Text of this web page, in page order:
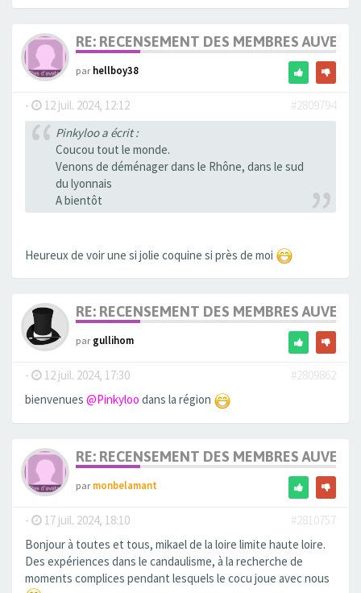
RE: RECENSEMENT DES MEMBRES
parhellboy38
- 12 juil. 2024, 12:12
#2809794
Pinkyloo a écrit :
Coucou tout le monde.
Venons de déménager dans le Rhône, dans le sud
du lyonnais
A bientôt
Heureux de voir une si jolie coquine si près de moi
RE: RECENSEMENT DES MEMBRES
pargullihom
- 12 juil. 2024, 17:30
#2809862
bienvenues @Pinkyloo dans la région
RE: RECENSEMENT DES MEMBRES
parmonbelamant
- 17 juil. 2024, 18:10
#2810757
Bonjour à toutes et tous, mikael de la loire limite haute loire.
Des expériences dans le candaulisme, à la recherche de
moments complices pendant lesquels le cocu joue avec nous